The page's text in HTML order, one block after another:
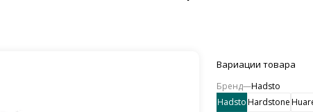
Вариации товара
Бренд—Hadsto
HadstoHardstone